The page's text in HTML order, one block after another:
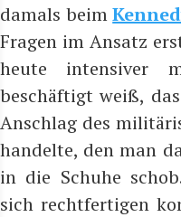
damals beim
Fra­gen im Ansatz
heu­te inten­si­ver
beschäf­tigt weiß,
Anschlag des
han­del­te, den man
in die Schu­he
sich recht­fer­ti­gen